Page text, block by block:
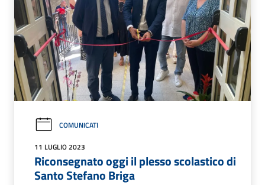
COMUNICATI
11 LUGLIO 2023
Riconsegnato oggi il plesso scolastico di
Santo Stefano Briga